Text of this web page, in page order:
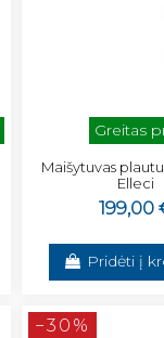
Greitas
Maišytuvas
Elleci
199,00
Pridėti į
−30%